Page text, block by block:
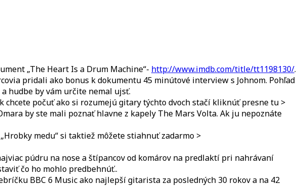
„The Heart Is a Drum Machine“- http://www.imdb.com/title/tt1198130/.
pridali ako bonus k dokumentu 45 minútové interview s Johnom. Pohľad
hudbe by vám určite nemal ujsť.
chcete počuť ako si rozumejú gitary týchto dvoch stačí kliknúť presne tu >
by ste mali poznať hlavne z kapely The Mars Volta. Ak ju nepoznáte
medu“ si taktiež môžete stiahnuť zadarmo >
púdru na nose a štípancov od komárov na predlaktí pri nahrávaní
čo ho mohlo predbehnúť..
BBC 6 Music ako najlepší gitarista za posledných 30 rokov a na 42